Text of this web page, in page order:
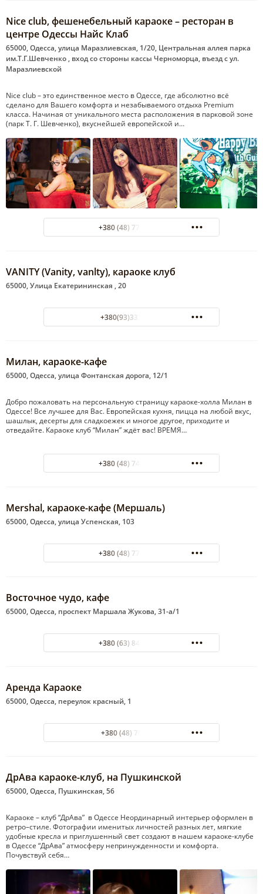
Nice club, фешенебельный караоке – ресторан в
центре Одессы Найс Клаб
65000, Одесса, улица Маразлиевская, 1/20, Центральная аллея парка
им.Т.Г.Шевченко , вход со стороны кассы Черноморца, въезд с ул.
Маразлиевской
Nice club – это единственное место в Одессе, где абсолютно всё
сделано для Вашего комфорта и незабываемого отдыха Premium
класса. Начиная от уникального места расположения в парковой зоне
(парк Т. Г. Шевченко), вкуснейшей европейской и…
+380 (48) 777-33-76
VANITY (Vanity, vanlty), караоке клуб
65000, Улица Екатерининская , 20
+380(93)333-30-05
Милан, караоке-кафе
65000, Одесса, улица Фонтанская дорога, 12/1
Добро пожаловать на персональную страницу караоке-холла Милан в
Одессе! Все лучшее для Вас. Европейская кухня, пицца на любой вкус,
шашлык, десерты для сладкоежек и многое другое, приходите и
отведайте. Караоке клуб “Милан” ждёт вас! ВРЕМЯ…
+380 (48) 748-09-00
Mershal, караоке-кафе (Мершаль)
65000, Одесса, улица Успенская, 103
+380 (48) 770-91-03
Восточное чудо, кафе
65000, Одесса, проспект Маршала Жукова, 31-а/1
+380 (63) 843-76-66
Аренда Караоке
65000, Одесса, переулок красный, 1
+380 (48) 7029416
ДрАва караоке-клуб, на Пушкинской
65000, Одесса, Пушкинская, 56
Караоке – клуб “ДрАва” в Одессе Неординарный интерьер оформлен в
ретро–стиле. Фотографии именитых личностей разных лет, мягкие
удобные кресла и приглушенный свет создают в нашем караоке-клубе
в Одессе “ДрАва” атмосферу непринужденности и комфорта.
Почувствуй себя…